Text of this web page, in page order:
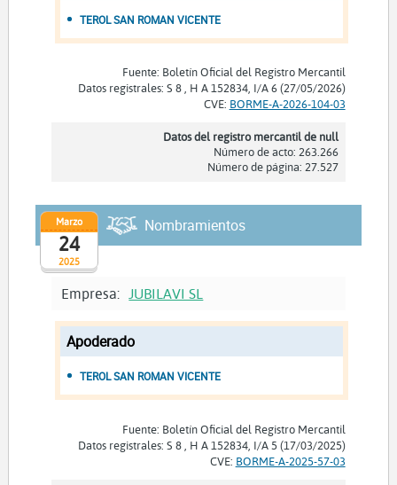
TEROL SAN ROMAN VICENTE
Fuente: Boletín Oficial del Registro Mercantil
Datos registrales: S 8 , H A 152834, I/A 6 (27/05/2026)
CVE: BORME-A-2026-104-03
Datos del registro mercantil de null
Número de acto: 263.266
Número de página: 27.527
2025
Marzo
24
Nombramientos
Empresa: JUBILAVI SL
Apoderado
TEROL SAN ROMAN VICENTE
Fuente: Boletín Oficial del Registro Mercantil
Datos registrales: S 8 , H A 152834, I/A 5 (17/03/2025)
CVE: BORME-A-2025-57-03